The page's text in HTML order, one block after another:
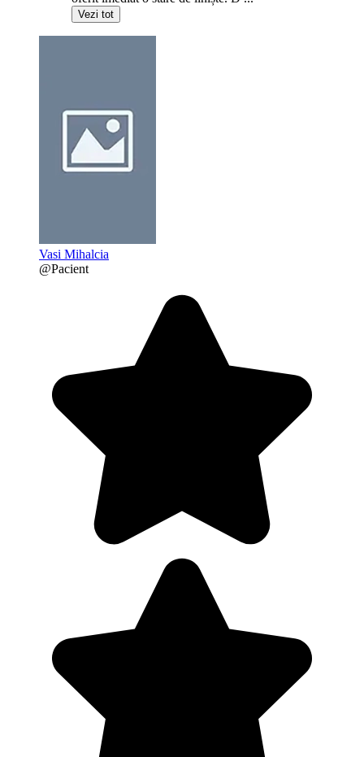
Vezi tot
Vasi Mihalcia
@Pacient